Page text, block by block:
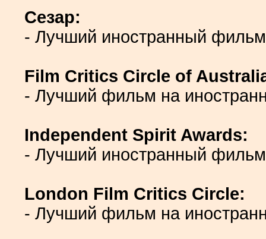
Сезар:
- Лучший иностранный
Film Critics Circle of
- Лучший фильм на
Independent Spirit Awards:
- Лучший иностранный
London Film Critics Circle:
- Лучший фильм на